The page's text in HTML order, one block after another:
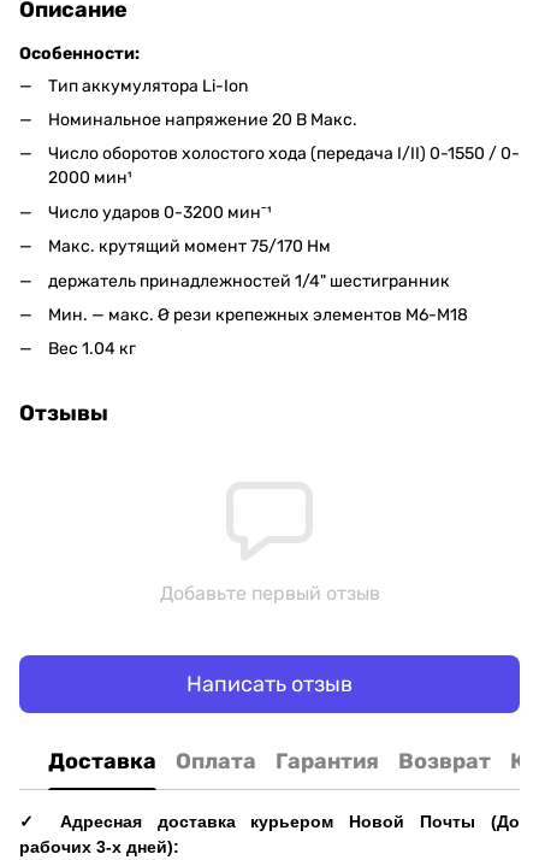
Описание
Особенности:
Тип аккумулятора Li-Ion
Номинальное напряжение 20 В Макс.
Число оборотов холостого хода (передача I/II) 0-1550 / 0-
2000 мин¹
Число ударов 0-3200 минˉ¹
Макс. крутящий момент 75/170 Нм
держатель принадлежностей 1/4" шестигранник
Мин. — макс. Ø рези крепежных элементов M6-M18
Вес 1.04 кг
Отзывы
Добавьте первый отзыв
Написать отзыв
Доставка Оплата Гарантия Возврат
✓ Адресная доставка курьером Новой Почты (До
рабочих 3-х дней):